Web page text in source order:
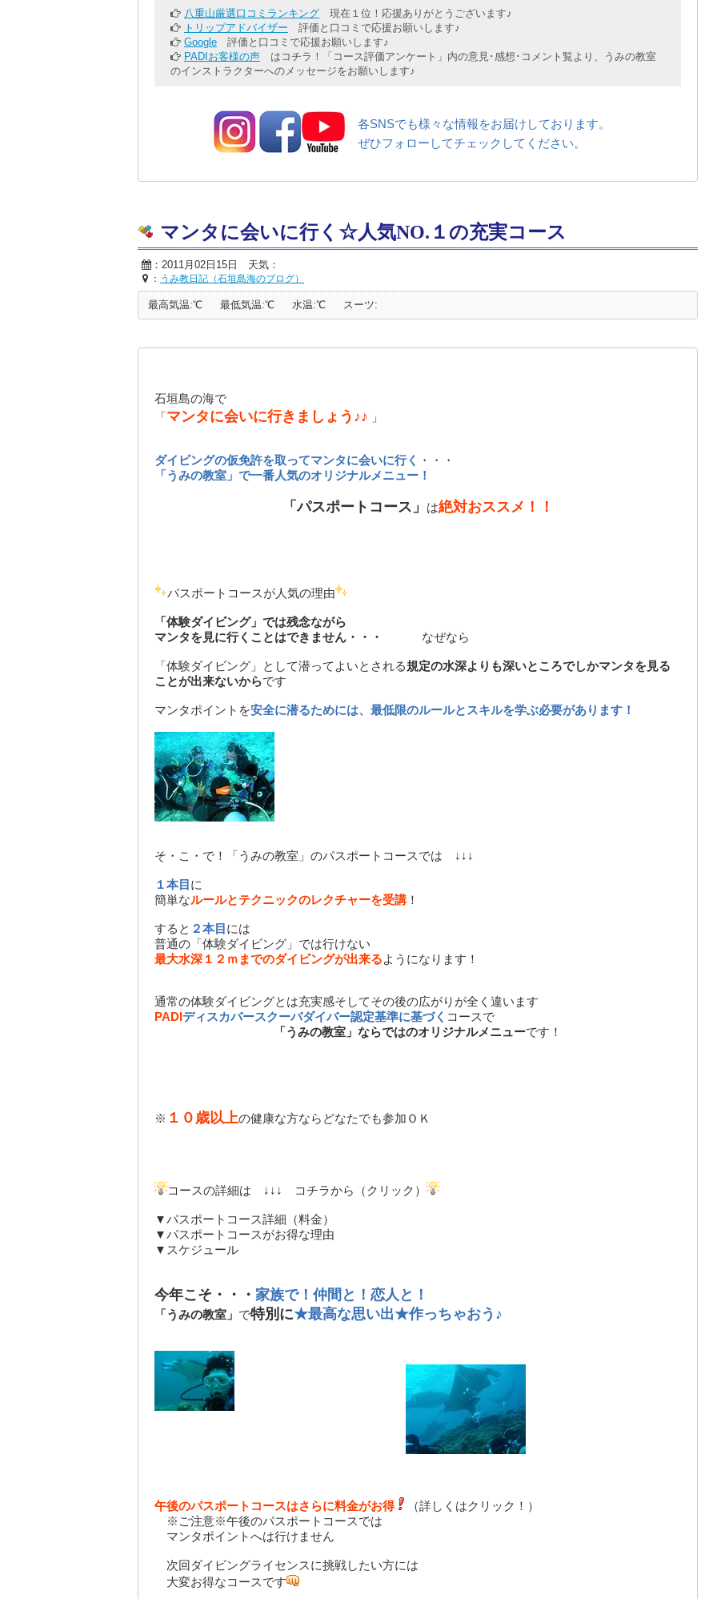
八重山厳選口コミランキング 現在１位！応援ありがとうございます♪
トリップアドバイザー 評価と口コミで応援お願いします♪
Google 評価と口コミで応援お願いします♪
PADIお客様の声 はコチラ！「コース評価アンケート」内の意見･感想･コメント覧より、うみの教室
のインストラクターへのメッセージをお願いします♪
各SNSでも様々な情報をお届けしております。
ぜひフォローしてチェックしてください。
マンタに会いに行く☆人気NO.１の充実コース
：2011月02日15日 天気：
： うみ教日記（石垣島海のブログ）
最高気温:℃ 最低気温:℃ 水温:℃ スーツ:
石垣島の海で
「マンタに会いに行きましょう♪♪ 」
ダイビングの仮免許を取ってマンタに会いに行く ・・・
「うみの教室」で一番人気のオリジナルメニュー！
「パスポートコース」 は絶対おススメ！！
パスポートコースが人気の理由
「体験ダイビング」では残念ながら
マンタを見に行くことはできません・・・
なぜなら
「体験ダイビング」として潜ってよいとされる規定の水深よりも深いところでしかマンタを見る
ことが出来ないからです
マンタポイントを安全に潜るためには、最低限のルールとスキルを学ぶ必要があります！
そ・こ・で！「うみの教室」のパスポートコースでは ↓↓↓
１本目 に
簡単なルールとテクニックのレクチャーを受講 ！
すると ２本目 には
普通の「体験ダイビング」では行けない
最大水深１２ｍまでのダイビングが出来るようになります！
通常の体験ダイビングとは充実感そしてその後の広がりが全く違います
PADIディスカバースクーバダイバー認定基準に基づく コースで
「うみの教室」ならではのオリジナルメニューです！
※ １０歳以上の健康な方ならどなたでも参加ＯＫ
コースの詳細は ↓↓↓ コチラから（クリック）
▼パスポートコース詳細（料金）
▼パスポートコースがお得な理由
▼スケジュール
今年こそ・・・ 家族で！仲間と！恋人と！
「うみの教室」 で特別に★最高な思い出★作っちゃおう♪
午後のパスポートコースはさらに料金がお得
（詳しくはクリック！）
※ご注意※午後のパスポートコースでは
マンタポイントへは行けません
次回ダイビングライセンスに挑戦したい方には
大変お得なコースです